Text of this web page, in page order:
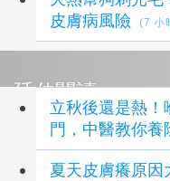
皮膚病風險
(7 小
延伸閱讀
立秋後還是熱！
門，中醫教你養
夏天皮膚癢原